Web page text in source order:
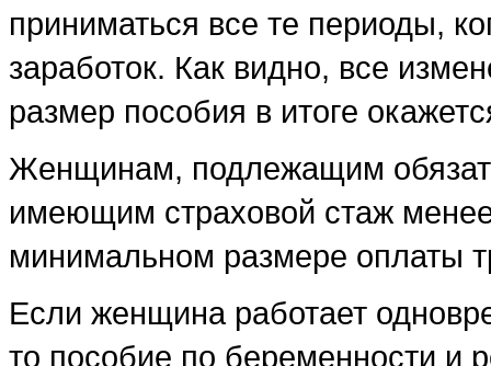
приниматься все те периоды,
заработок. Как видно, все
размер пособия в итоге
Женщинам, подлежащим
имеющим страховой стаж
минимальном размере оплаты
Если женщина работает
то пособие по беременности и